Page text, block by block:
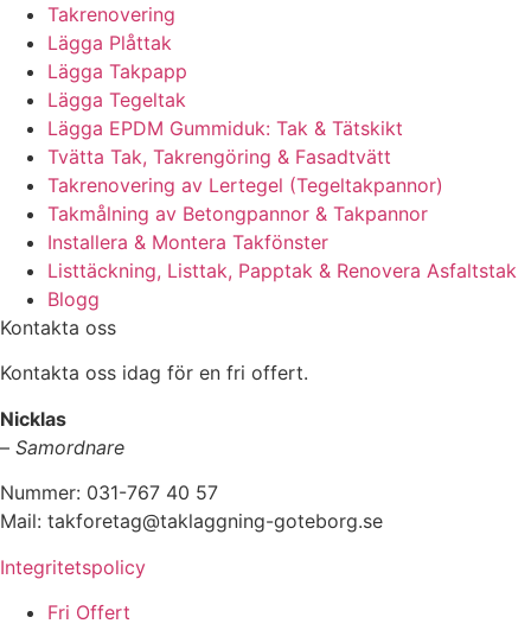
Takrenovering
Lägga Plåttak
Lägga Takpapp
Lägga Tegeltak
Lägga EPDM Gummiduk: Tak & Tätskikt
Tvätta Tak, Takrengöring & Fasadtvätt
Takrenovering av Lertegel (Tegeltakpannor)
Takmålning av Betongpannor & Takpannor
Installera & Montera Takfönster
Listtäckning, Listtak, Papptak & Renovera Asfaltstak
Blogg
Kontakta oss
Kontakta oss idag för en fri offert.
Nicklas
– Samordnare
Nummer: 031-767 40 57
Mail: takforetag@taklaggning-goteborg.se
Integritetspolicy
Fri Offert